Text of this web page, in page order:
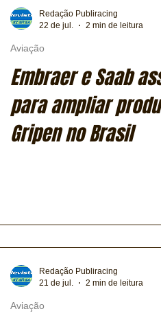
Embraer e Saab
para ampliar
Gripen no Brasil
Aviação
Redação Publiracing
22 de jul.
2 min de leitura
Aviação
Redação Publiracing
21 de jul.
2 min de leitura